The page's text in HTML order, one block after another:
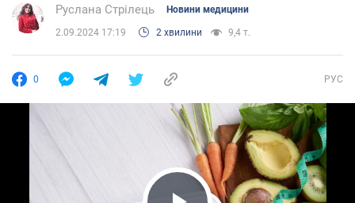
Руслана Стрілець Новини медицини
2.09.2024 17:19 2 хвилини 9,4 т.
0 РУС